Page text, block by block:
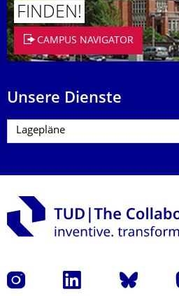
FINDEN!
CAMPUS NAVIGATOR
Unsere Dienste
Instagram LinkedIn Bluesky